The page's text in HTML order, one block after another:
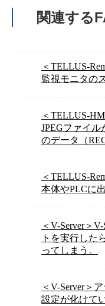
関連する
＜TELLUS-
監視モニタの
＜TELLUS-
JPEGファイ
のデータ（
＜TELLUS-
本体やPLCに
＜V-Server＞
トを実行した
ってしまう。
＜V-Server＞
設定が化けて